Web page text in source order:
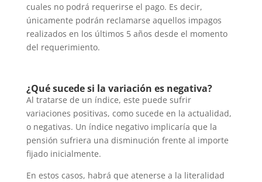
cuales no podrá requerirse el pago. Es decir,
únicamente podrán reclamarse aquellos impagos
realizados en los últimos 5 años desde el momento
del requerimiento.
¿Qué sucede si la variación es negativa?
Al tratarse de un índice, este puede sufrir
variaciones positivas, como sucede en la actualidad,
o negativas. Un índice negativo implicaría que la
pensión sufriera una disminución frente al importe
fijado inicialmente.
En estos casos, habrá que atenerse a la literalidad